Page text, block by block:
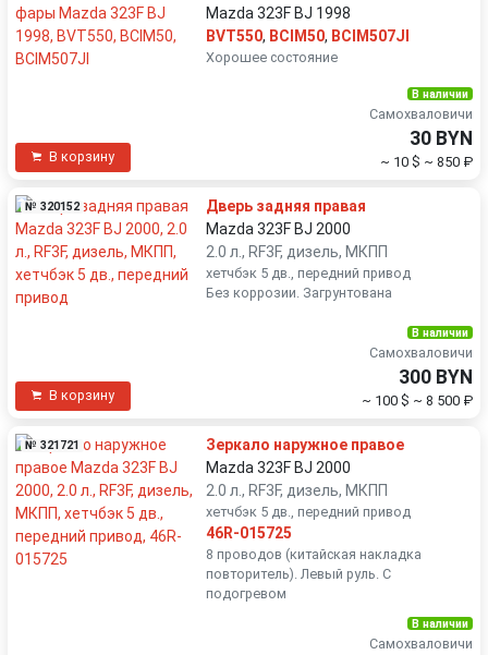
Mazda 323F BJ 1998
BVT550, BCIM50, BCIM507JI
Хорошее состояние
В корзину
В наличии
Самохваловичи
30 BYN
~ 10 $ ~ 850 ₽
№ 320152
Дверь задняя правая
Mazda 323F BJ 2000
2.0 л., RF3F, дизель, МКПП
хетчбэк 5 дв., передний привод
Без коррозии. Загрунтована
В корзину
В наличии
Самохваловичи
300 BYN
~ 100 $ ~ 8 500 ₽
№ 321721
Зеркало наружное правое
Mazda 323F BJ 2000
2.0 л., RF3F, дизель, МКПП
хетчбэк 5 дв., передний привод
46R-015725
8 проводов (китайская накладка
повторитель). Левый руль. С
подогревом
В наличии
Самохваловичи